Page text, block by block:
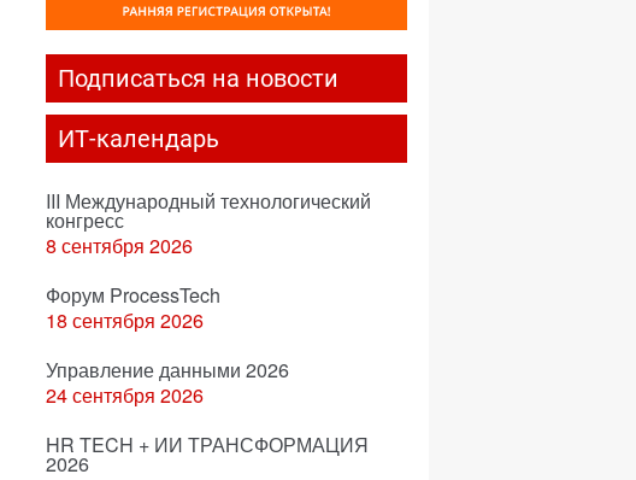
Подписаться на новости
ИТ-календарь
III Международный технологический
конгресс
8 сентября 2026
Форум ProcessTech
18 сентября 2026
Управление данными 2026
24 сентября 2026
HR TECH + ИИ ТРАНСФОРМАЦИЯ
2026